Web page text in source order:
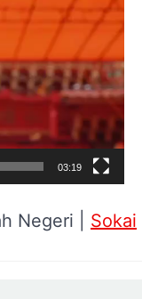
03:19
Negeri | Sokai